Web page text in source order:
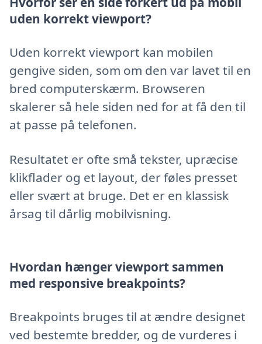
uden korrekt viewport?
Uden korrekt viewport kan mobilen
gengive siden, som om den var lavet til en
bred computerskærm. Browseren
skalerer så hele siden ned for at få den til
at passe på telefonen.
Resultatet er ofte små tekster, upræcise
klikflader og et layout, der føles presset
eller svært at bruge. Det er en klassisk
årsag til dårlig mobilvisning.
Hvordan hænger viewport sammen
med responsive breakpoints?
Breakpoints bruges til at ændre designet
ved bestemte bredder, og de vurderes i